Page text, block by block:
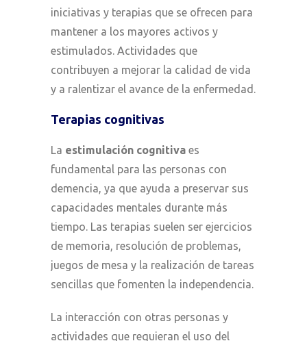
iniciativas y terapias que se ofrecen para
mantener a los mayores activos y
estimulados. Actividades que
contribuyen a mejorar la calidad de vida
y a ralentizar el avance de la enfermedad.
Terapias cognitivas
La estimulación cognitiva es
fundamental para las personas con
demencia, ya que ayuda a preservar sus
capacidades mentales durante más
tiempo. Las terapias suelen ser ejercicios
de memoria, resolución de problemas,
juegos de mesa y la realización de tareas
sencillas que fomenten la independencia.
La interacción con otras personas y
actividades que requieran el uso del